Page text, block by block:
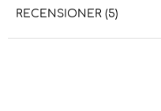
RECENSIONER (5)